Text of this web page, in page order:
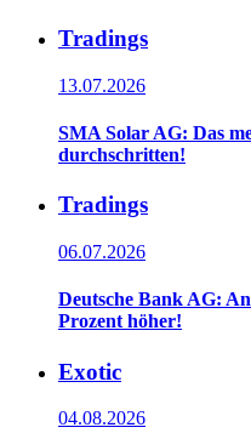
Tradings
13.07.2026
SMA Solar AG: Das
durchschritten!
Tradings
06.07.2026
Deutsche Bank AG:
Prozent höher!
Exotic
04.08.2026